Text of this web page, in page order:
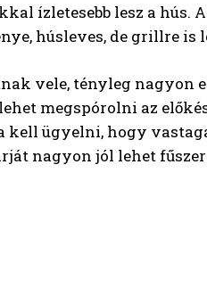
ízletesebb lesz a
húsleves, de grillre is
vele, tényleg nagyon
megspórolni az
ügyelni, hogy
nagyon jól lehet